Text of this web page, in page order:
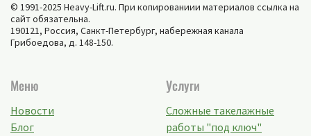
© 1991-2025 Heavy-Lift.ru. При копированиии материалов ссылка на
сайт обязательна.
190121, Россия, Санкт-Петербург, набережная канала
Грибоедова, д. 148-150.
Меню
Новости
Блог
Услуги
Сложные такелажные
работы "под ключ"